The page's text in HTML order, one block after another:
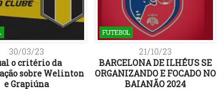
30/03/23
o critério da
sobre Welinton
e Grapiúna
FUTEBOL
21/10/23
BARCELONA DE ILHÉUS SE
ORGANIZANDO E FOCADO NO
BAIANÃO 2024